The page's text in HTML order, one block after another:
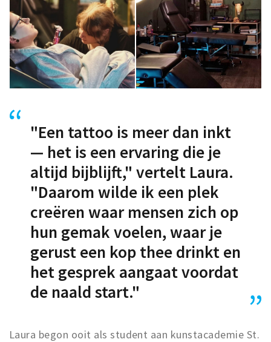
Privacy
Inloggen
"Een tattoo is meer dan inkt
— het is een ervaring die je
altijd bijblijft," vertelt Laura.
"Daarom wilde ik een plek
creëren waar mensen zich op
hun gemak voelen, waar je
gerust een kop thee drinkt en
het gesprek aangaat voordat
de naald start."
Laura begon ooit als student aan kunstacademie St.